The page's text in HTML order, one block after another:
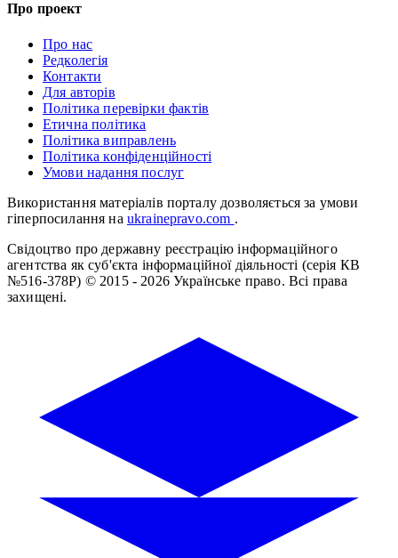
Про проект
Про нас
Редколегія
Контакти
Для авторів
Політика перевірки фактів
Етична політика
Політика виправлень
Політика конфіденційності
Умови надання послуг
Використання матеріалів порталу дозволяється за умови
гіперпосилання на ukrainepravo.com .
Свідоцтво про державну реєстрацію інформаційного
агентства як суб'єкта інформаційної діяльності (серія КВ
№516-378Р) © 2015 - 2026 Українське право. Всі права
захищені.